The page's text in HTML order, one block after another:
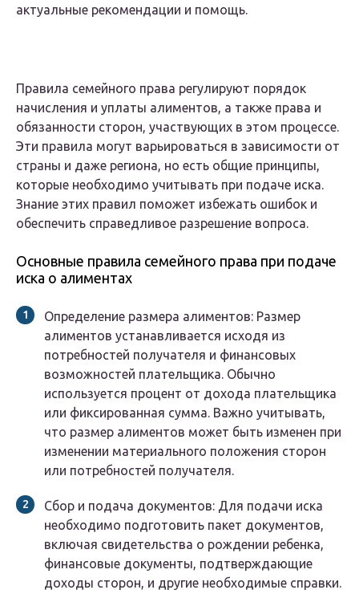
актуальные рекомендации и помощь.
Правила семейного права регулируют порядок
начисления и уплаты алиментов, а также права и
обязанности сторон, участвующих в этом процессе.
Эти правила могут варьироваться в зависимости от
страны и даже региона, но есть общие принципы,
которые необходимо учитывать при подаче иска.
Знание этих правил поможет избежать ошибок и
обеспечить справедливое разрешение вопроса.
Основные правила семейного права при подаче
иска о алиментах
Определение размера алиментов: Размер
алиментов устанавливается исходя из
потребностей получателя и финансовых
возможностей плательщика. Обычно
используется процент от дохода плательщика
или фиксированная сумма. Важно учитывать,
что размер алиментов может быть изменен при
изменении материального положения сторон
или потребностей получателя.
Сбор и подача документов: Для подачи иска
необходимо подготовить пакет документов,
включая свидетельства о рождении ребенка,
финансовые документы, подтверждающие
доходы сторон, и другие необходимые справки.